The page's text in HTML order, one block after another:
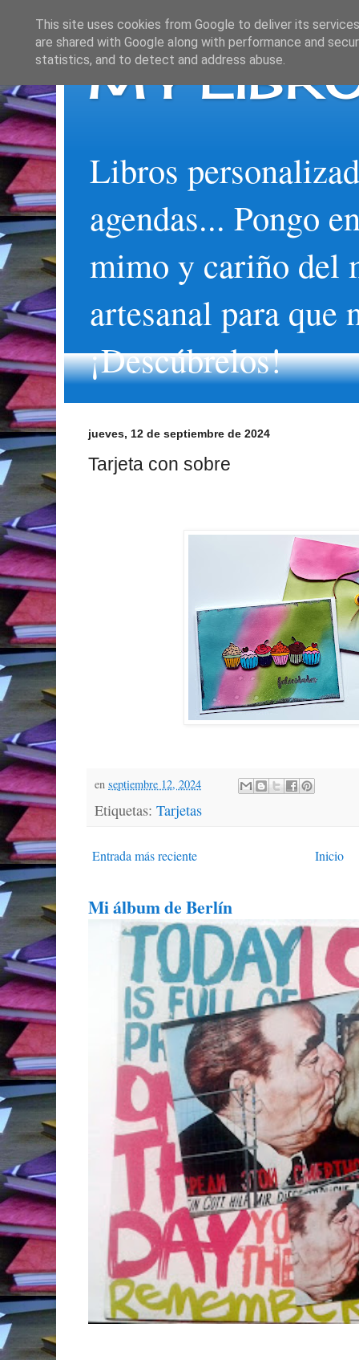
MY
Libros
agendas... Pongo
mimo y cariño del
artesanal para que
¡Descúbrelos!
jueves, 12 de septiembre de 2024
Tarjeta con sobre
en septiembre 12, 2024
Etiquetas: Tarjetas
Entrada más reciente Inicio
Mi álbum de Berlín
This site uses cookies from Google to deliver its
are shared with Google along with performance and
statistics, and to detect and address abuse.